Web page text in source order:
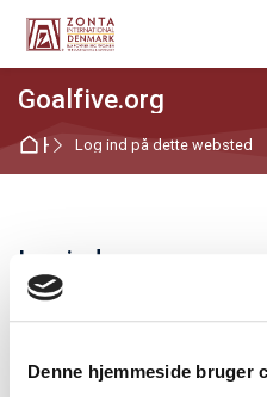
Denne hjemmeside bruger
Skip to navigation
Skip to login form
Gå til hovedindhold
Skip to footer
Goalfive.org
HjemLog ind på dette websted
Log ind
Brugernavn
Adgangskode